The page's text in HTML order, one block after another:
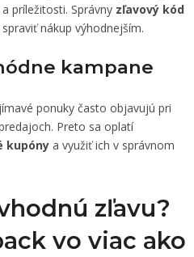
príležitosti. Správny zľavový kód
nákup výhodnejším.
kampane
ponuky často objavujú pri
Preto sa oplatí
kupóny a využiť ich v správnom
zľavu?
vo viac ako